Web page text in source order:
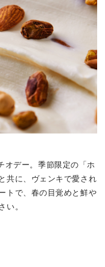
オデー。季節限定の「ホ
共に、ヴェンキで愛され
トで、春の目覚めと鮮や
い。